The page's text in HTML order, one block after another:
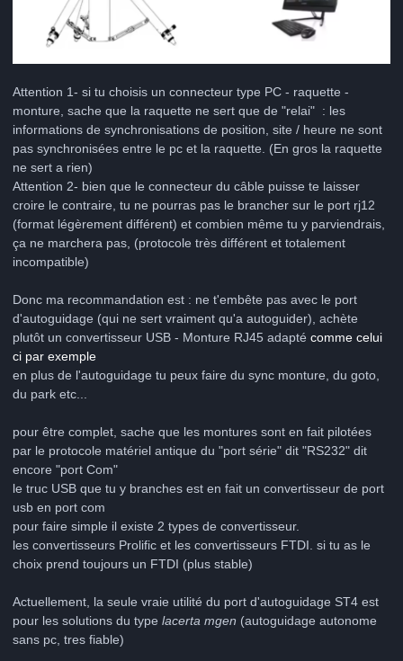
Attention 1- si tu choisis un connecteur type PC - raquette -
monture, sache que la raquette ne sert que de "relai" : les
informations de synchronisations de position, site / heure ne sont
pas synchronisées entre le pc et la raquette. (En gros la raquette
ne sert a rien)
Attention 2- bien que le connecteur du câble puisse te laisser
croire le contraire, tu ne pourras pas le brancher sur le port rj12
(format légèrement différent) et combien même tu y parviendrais,
ça ne marchera pas, (protocole très différent et totalement
incompatible)
Donc ma recommandation est : ne t'embête pas avec le port
d'autoguidage (qui ne sert vraiment qu'a autoguider), achète
plutôt un convertisseur USB - Monture RJ45 adapté comme celui
ci par exemple
en plus de l'autoguidage tu peux faire du sync monture, du goto,
du park etc...
pour être complet, sache que les montures sont en fait pilotées
par le protocole matériel antique du "port série" dit "RS232" dit
encore "port Com"
le truc USB que tu y branches est en fait un convertisseur de port
usb en port com
pour faire simple il existe 2 types de convertisseur.
les convertisseurs Prolific et les convertisseurs FTDI. si tu as le
choix prend toujours un FTDI (plus stable)
Actuellement, la seule vraie utilité du port d'autoguidage ST4 est
pour les solutions du type lacerta mgen (autoguidage autonome
sans pc, tres fiable)